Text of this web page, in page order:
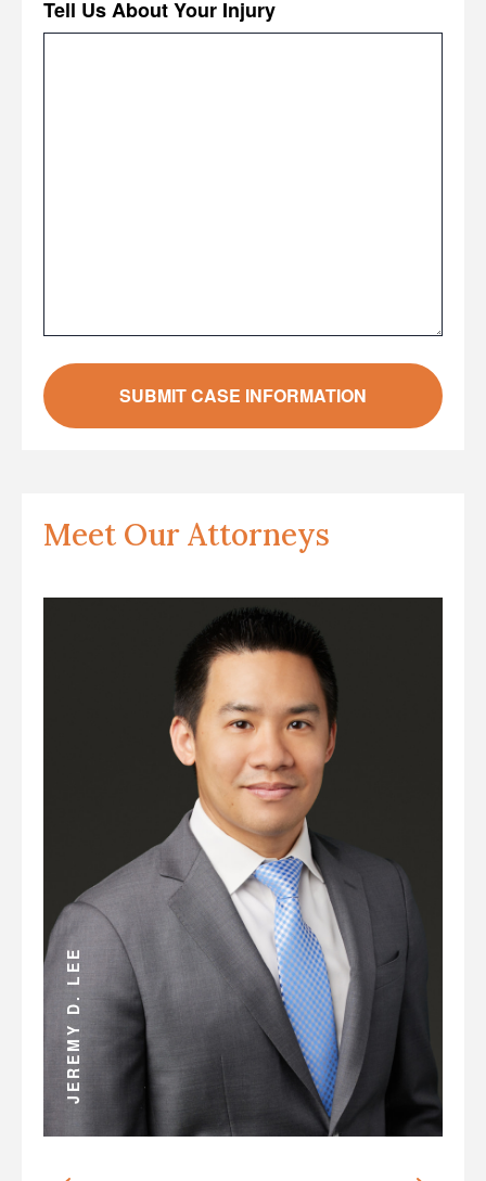
Tell Us About Your Injury
Meet Our Attorneys
JEREMY D. LEE